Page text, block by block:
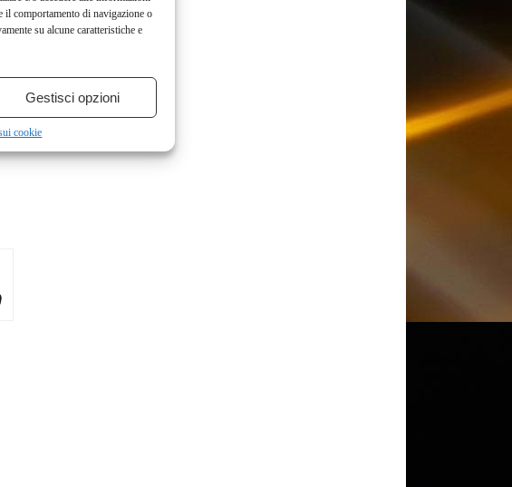
il comportamento di navigazione o
su alcune caratteristiche e
Gestisci opzioni
cookie